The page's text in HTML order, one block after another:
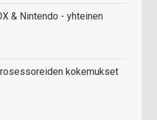
& Nintendo - yhteinen
kokemukset